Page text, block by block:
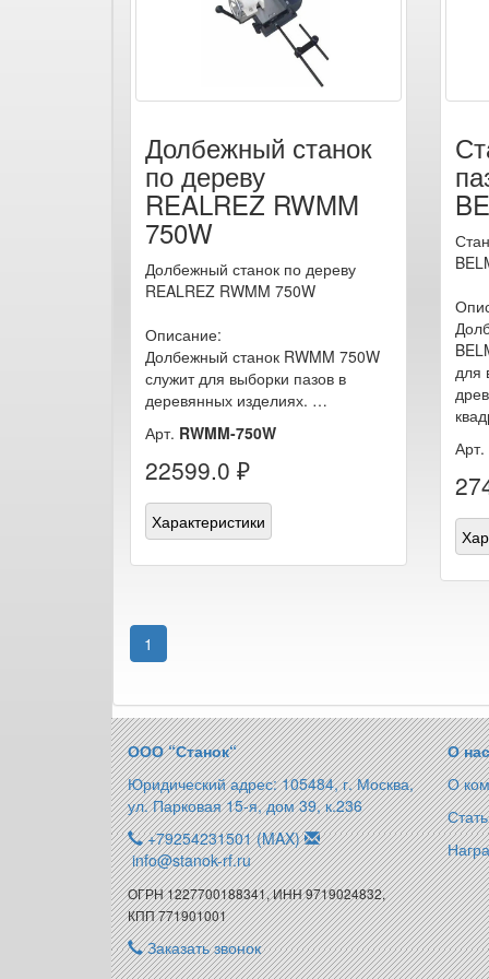
Долбежный станок
по дереву
REALREZ RWMM
750W
Долбежный станок по дереву
REALREZ RWMM 750W
Описание:
Долбежный станок RWMM 750W
служит для выборки пазов в
деревянных изделиях. …
Арт. RWMM-750W
22599.0 ₽
Характеристики
для
Арт.
1
ООО “Станок“
Юридический адрес: 105484, г. Москва,
ул. Парковая 15-я, дом 39, к.236
+79254231501 (MAX)
info@stanok-rf.ru
ОГРН 1227700188341, ИНН 9719024832,
КПП 771901001
Заказать звонок
О нас
О